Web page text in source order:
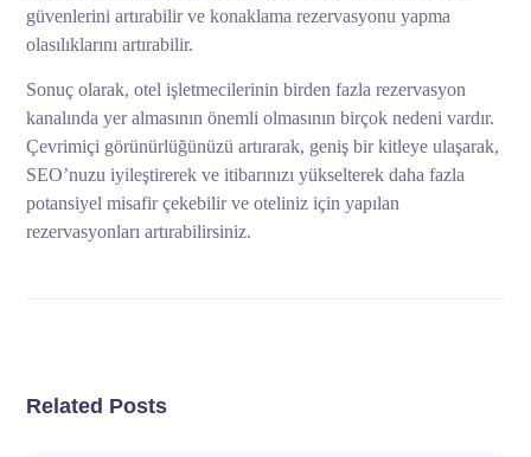
güvenlerini artırabilir ve konaklama rezervasyonu yapma
olasılıklarını artırabilir.
Sonuç olarak, otel işletmecilerinin birden fazla rezervasyon
kanalında yer almasının önemli olmasının birçok nedeni vardır.
Çevrimiçi görünürlüğünüzü artırarak, geniş bir kitleye ulaşarak,
SEO’nuzu iyileştirerek ve itibarınızı yükselterek daha fazla
potansiyel misafir çekebilir ve oteliniz için yapılan
rezervasyonları artırabilirsiniz.
Related Posts